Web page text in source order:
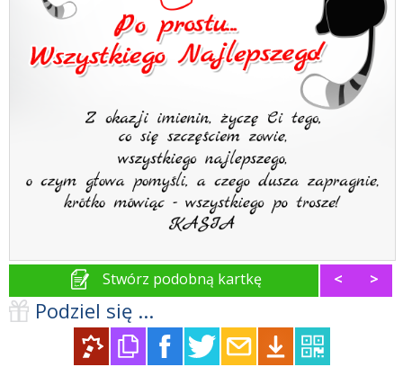
Stwórz podobną kartkę < >
Podziel się ...